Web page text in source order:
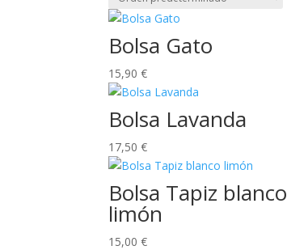
Bolsa Gato
15,90€
Bolsa Lavanda
17,50€
Bolsa Tapiz blanco
limón
15,00€